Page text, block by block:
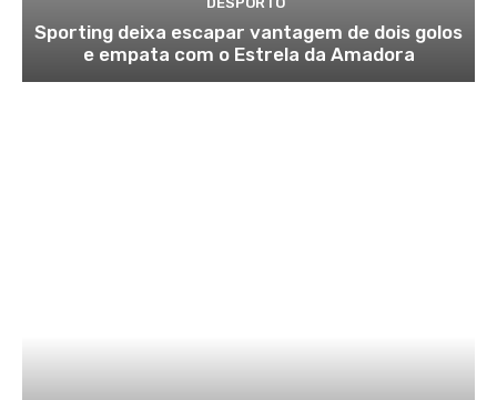
Sporting deixa escapar vantagem de dois golos
e empata com o Estrela da Amadora